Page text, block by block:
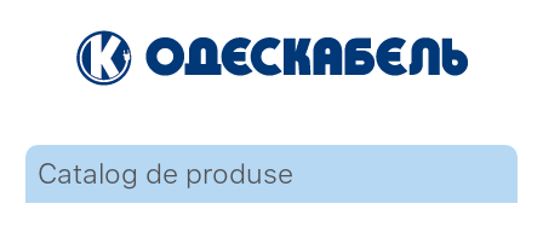
Catalog de produse